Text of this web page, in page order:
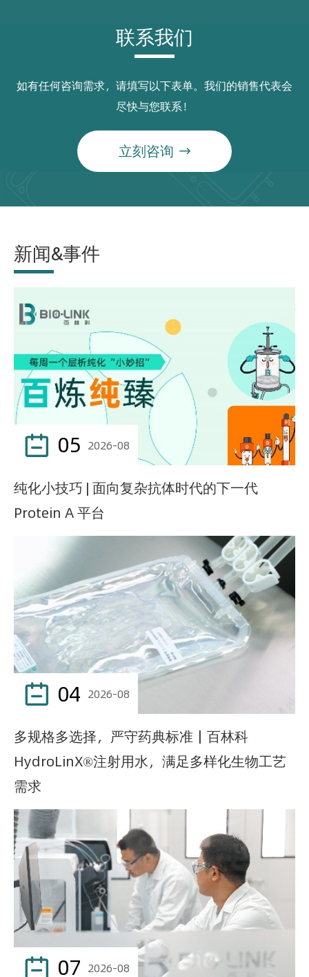
联系我们
如有任何咨询需求，请填写以下表单。我们的销售代表会
尽快与您联系！
立刻咨询 
新闻&事件
 05 2026-08
纯化小技巧 | 面向复杂抗体时代的下一代
Protein A 平台
 04 2026-08
多规格多选择，严守药典标准｜百林科
HydroLinX®注射用水，满足多样化生物工艺
需求
 07 2026-08